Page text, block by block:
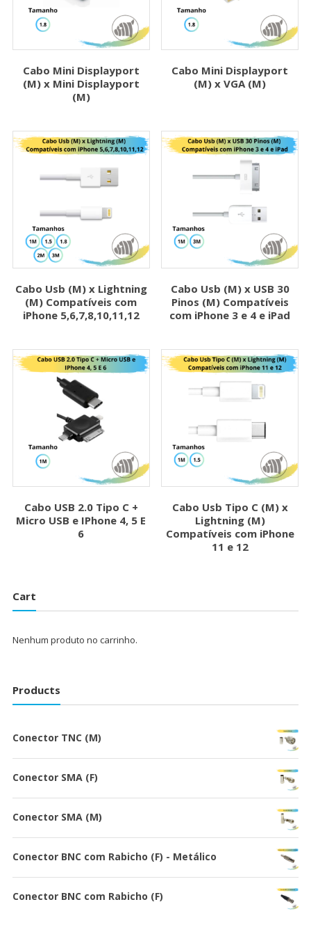
Cabo Mini Displayport
(M) x Mini Displayport
(M)
Cabo Mini Displayport
(M) x VGA (M)
Cabo Usb (M) x Lightning
(M) Compatíveis com
iPhone 5,6,7,8,10,11,12
Cabo Usb (M) x USB 30
Pinos (M) Compatíveis
com iPhone 3 e 4 e iPad
Cabo USB 2.0 Tipo C +
Micro USB e IPhone 4, 5 E
6
Cabo Usb Tipo C (M) x
Lightning (M)
Compatíveis com iPhone
11 e 12
Cart
Nenhum produto no carrinho.
Products
Conector TNC (M)
Conector SMA (F)
Conector SMA (M)
Conector BNC com Rabicho (F) - Metálico
Conector BNC com Rabicho (F)